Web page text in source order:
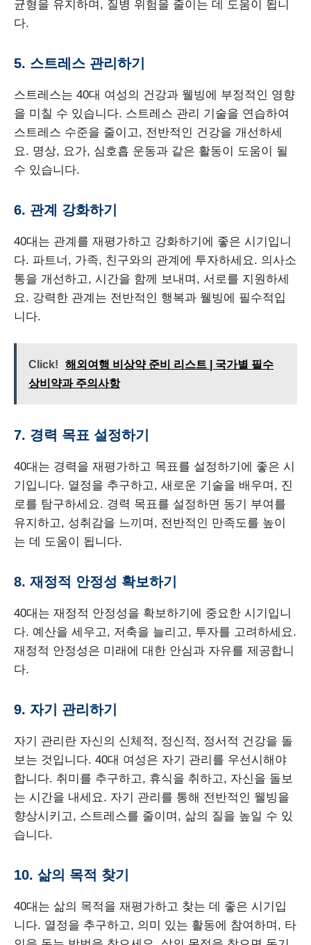
균형을 유지하며, 질병 위험을 줄이는 데 도움이 됩니
다.
5. 스트레스 관리하기
스트레스는 40대 여성의 건강과 웰빙에 부정적인 영향
을 미칠 수 있습니다. 스트레스 관리 기술을 연습하여
스트레스 수준을 줄이고, 전반적인 건강을 개선하세
요. 명상, 요가, 심호흡 운동과 같은 활동이 도움이 될
수 있습니다.
6. 관계 강화하기
40대는 관계를 재평가하고 강화하기에 좋은 시기입니
다. 파트너, 가족, 친구와의 관계에 투자하세요. 의사소
통을 개선하고, 시간을 함께 보내며, 서로를 지원하세
요. 강력한 관계는 전반적인 행복과 웰빙에 필수적입
니다.
Click!
해외여행 비상약 준비 리스트 | 국가별 필수
상비약과 주의사항
7. 경력 목표 설정하기
40대는 경력을 재평가하고 목표를 설정하기에 좋은 시
기입니다. 열정을 추구하고, 새로운 기술을 배우며, 진
로를 탐구하세요. 경력 목표를 설정하면 동기 부여를
유지하고, 성취감을 느끼며, 전반적인 만족도를 높이
는 데 도움이 됩니다.
8. 재정적 안정성 확보하기
40대는 재정적 안정성을 확보하기에 중요한 시기입니
다. 예산을 세우고, 저축을 늘리고, 투자를 고려하세요.
재정적 안정성은 미래에 대한 안심과 자유를 제공합니
다.
9. 자기 관리하기
자기 관리란 자신의 신체적, 정신적, 정서적 건강을 돌
보는 것입니다. 40대 여성은 자기 관리를 우선시해야
합니다. 취미를 추구하고, 휴식을 취하고, 자신을 돌보
는 시간을 내세요. 자기 관리를 통해 전반적인 웰빙을
향상시키고, 스트레스를 줄이며, 삶의 질을 높일 수 있
습니다.
10. 삶의 목적 찾기
40대는 삶의 목적을 재평가하고 찾는 데 좋은 시기입
니다. 열정을 추구하고, 의미 있는 활동에 참여하며, 타